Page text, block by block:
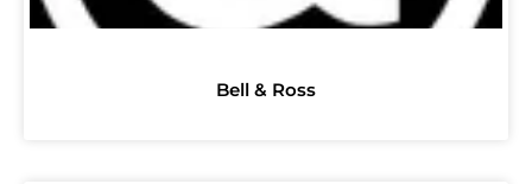
Bell & Ross